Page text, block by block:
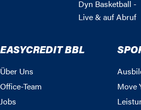
Dyn Basketball -
Live & auf Abruf
EASYCREDIT BBL
Über Uns
Office-Team
Jobs
Move